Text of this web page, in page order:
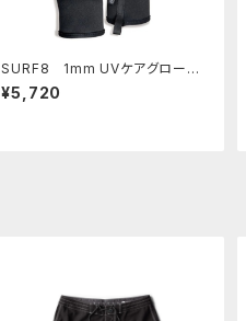
SURF8 1mm UVケアグロー
ブ サーフィン用 UVグローブ
日焼け予防
¥5,720